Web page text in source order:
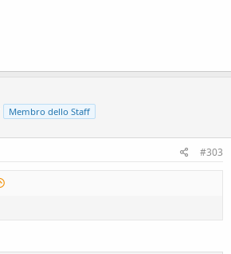
Membro dello Staff
#303